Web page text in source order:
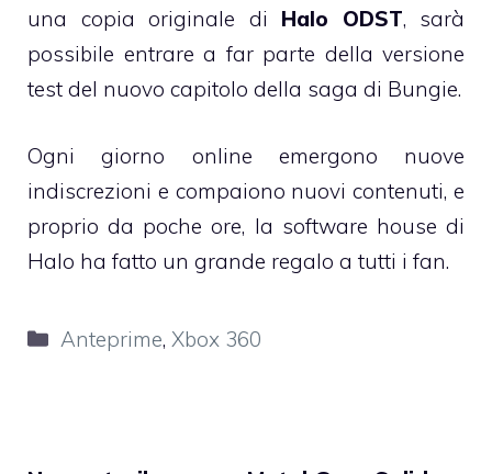
una copia originale di Halo ODST, sarà
possibile entrare a far parte della versione
test del nuovo capitolo della saga di Bungie.
Ogni giorno online emergono nuove
indiscrezioni e compaiono nuovi contenuti, e
proprio da poche ore, la software house di
Halo ha fatto un grande regalo a tutti i fan.
Categorie
Anteprime,Xbox 360